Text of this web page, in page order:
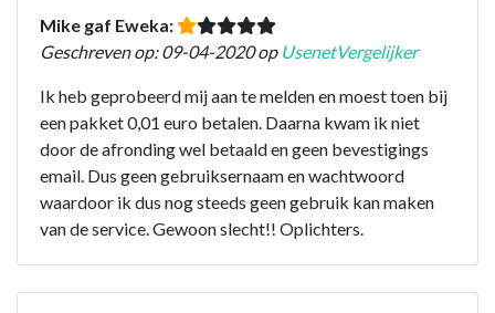
Mike gaf Eweka:
Geschreven op: 09-04-2020 op UsenetVergelijker
Ik heb geprobeerd mij aan te melden en moest toen bij
een pakket 0,01 euro betalen. Daarna kwam ik niet
door de afronding wel betaald en geen bevestigings
email. Dus geen gebruiksernaam en wachtwoord
waardoor ik dus nog steeds geen gebruik kan maken
van de service. Gewoon slecht!! Oplichters.